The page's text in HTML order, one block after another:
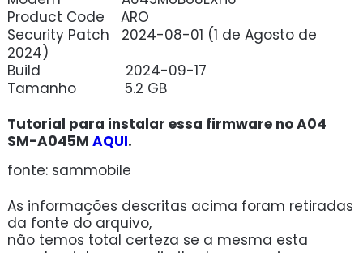
Product Code ARO
Security Patch 2024-08-01 (1 de Agosto de
2024)
Build 2024-09-17
Tamanho 5.2 GB
Tutorial para instalar essa firmware no A04
SM-A045M AQUI.
fonte: sammobile
As informações descritas acima foram retiradas
da fonte do arquivo,
não temos total certeza se a mesma esta